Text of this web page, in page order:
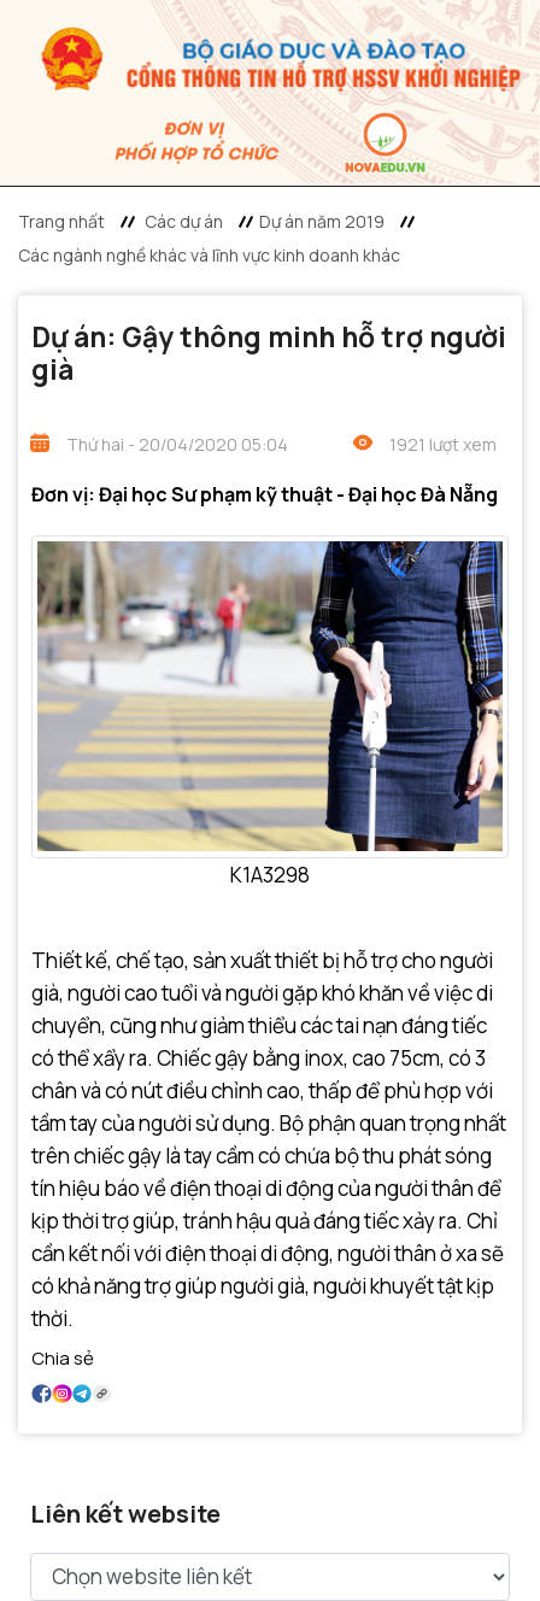
Trang nhất Các dự án
Dự án năm 2019
Các ngành nghề khác và lĩnh vực kinh doanh khác
Dự án: Gậy thông minh hỗ trợ người
già
Thứ hai - 20/04/2020 05:04 1921 lượt xem
Đơn vị: Đại học Sư phạm kỹ thuật - Đại học Đà Nẵng
K1A3298
Thiết kế, chế tạo, sản xuất thiết bị hỗ trợ cho người
già, người cao tuổi và người gặp khó khăn về việc di
chuyển, cũng như giảm thiểu các tai nạn đáng tiếc
có thể xẩy ra. Chiếc gậy bằng inox, cao 75cm, có 3
chân và có nút điều chỉnh cao, thấp để phù hợp với
tầm tay của người sử dụng. Bộ phận quan trọng nhất
trên chiếc gậy là tay cầm có chứa bộ thu phát sóng
tín hiệu báo về điện thoại di động của người thân để
kịp thời trợ giúp, tránh hậu quả đáng tiếc xảy ra. Chỉ
cần kết nối với điện thoại di động, người thân ở xa sẽ
có khả năng trợ giúp người già, người khuyết tật kịp
thời.
Chia sẻ
Liên kết website